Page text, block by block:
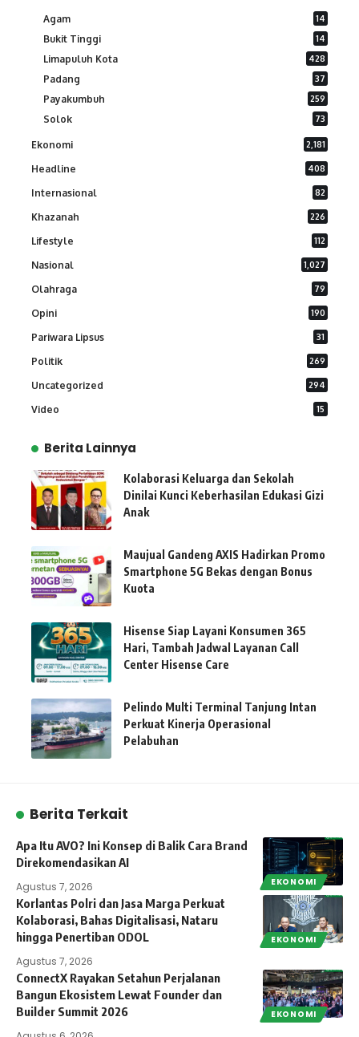
Agam 14
Bukit Tinggi 14
Limapuluh Kota 428
Padang 37
Payakumbuh 259
Solok 73
Ekonomi 2,181
Headline 408
Internasional 82
Khazanah 226
Lifestyle 112
Nasional 1,027
Olahraga 79
Opini 190
Pariwara Lipsus 31
Politik 269
Uncategorized 294
Video 15
Berita Lainnya
Kolaborasi Keluarga dan Sekolah
Dinilai Kunci Keberhasilan Edukasi Gizi
Anak
Maujual Gandeng AXIS Hadirkan Promo
Smartphone 5G Bekas dengan Bonus
Kuota
Hisense Siap Layani Konsumen 365
Hari, Tambah Jadwal Layanan Call
Center Hisense Care
Pelindo Multi Terminal Tanjung Intan
Perkuat Kinerja Operasional
Pelabuhan
Berita Terkait
EKONOMI
Apa Itu AVO? Ini Konsep di Balik Cara Brand
Direkomendasikan AI
Agustus 7, 2026
EKONOMI
Korlantas Polri dan Jasa Marga Perkuat
Kolaborasi, Bahas Digitalisasi, Nataru
hingga Penertiban ODOL
Agustus 7, 2026
EKONOMI
ConnectX Rayakan Setahun Perjalanan
Bangun Ekosistem Lewat Founder dan
Builder Summit 2026